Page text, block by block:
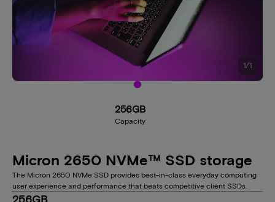
1/1
256GB
Capacity
Micron 2650 NVMe™ SSD storage
The Micron 2650 NVMe SSD provides best-in-class everyday computing
user experience and performance that beats competitive client SSDs.
256GB